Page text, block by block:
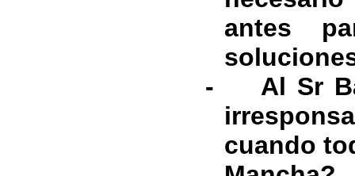
antes
-
Al Sr
cuando